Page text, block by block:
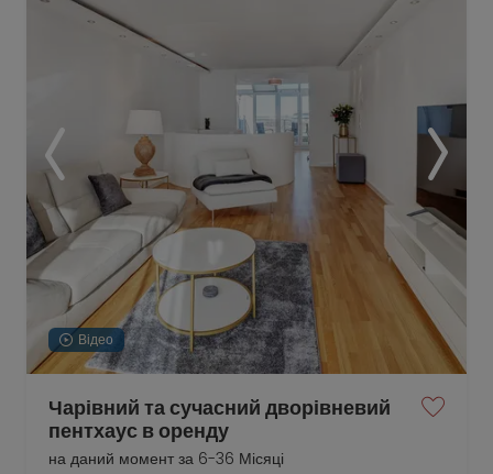
Відео
Чарівний та сучасний дворівневий
пентхаус в оренду
на даний момент за 6-36 Місяці